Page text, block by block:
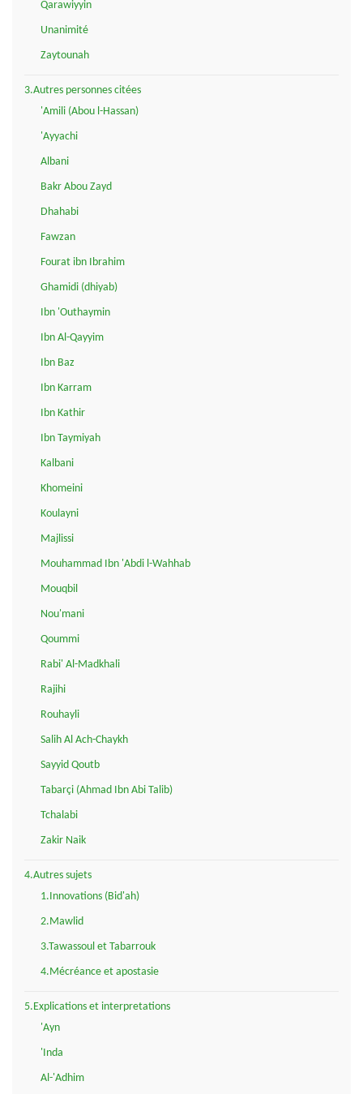
Qarawiyyin
Unanimité
Zaytounah
3.Autres personnes citées
'Amili (Abou l-Hassan)
'Ayyachi
Albani
Bakr Abou Zayd
Dhahabi
Fawzan
Fourat ibn Ibrahim
Ghamidi (dhiyab)
Ibn 'Outhaymin
Ibn Al-Qayyim
Ibn Baz
Ibn Karram
Ibn Kathir
Ibn Taymiyah
Kalbani
Khomeini
Koulayni
Majlissi
Mouhammad Ibn 'Abdi l-Wahhab
Mouqbil
Nou'mani
Qoummi
Rabi' Al-Madkhali
Rajihi
Rouhayli
Salih Al Ach-Chaykh
Sayyid Qoutb
Tabarçi (Ahmad Ibn Abi Talib)
Tchalabi
Zakir Naik
4.Autres sujets
1.Innovations (Bid'ah)
2.Mawlid
3.Tawassoul et Tabarrouk
4.Mécréance et apostasie
5.Explications et interpretations
'Ayn
'Inda
Al-'Adhim